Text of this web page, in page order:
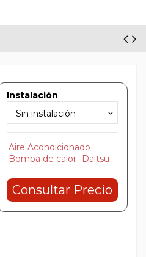
Instalación
Aire Acondicionado
Bomba de calor
Daitsu
Consultar Precio